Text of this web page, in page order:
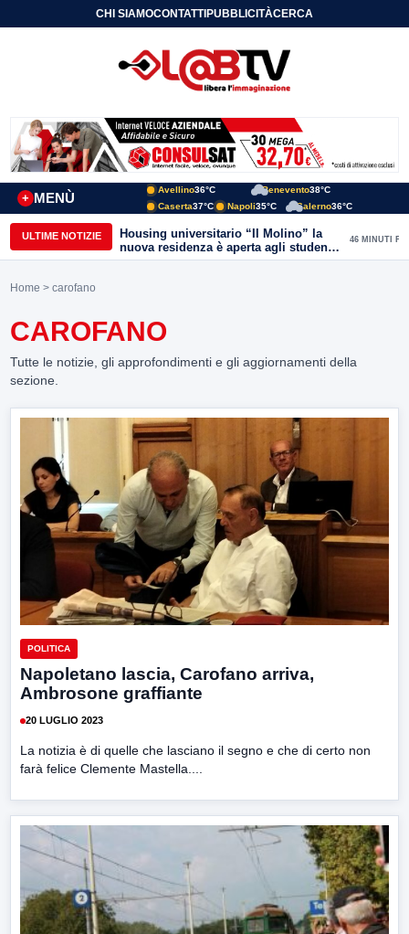
CHI SIAMOCONTATTIPUBBLICITÀCERCA
MENÙ
+
Avellino36°C Benevento38°C
Caserta37°C Napoli35°C Salerno36°C
ULTIME NOTIZIE
Housing universitario “Il Molino” la
nuova residenza è aperta agli studenti
del Conservatorio “Nicola Sala” e
46 MINUTI FA
Home > carofano
CAROFANO
Tutte le notizie, gli approfondimenti e gli aggiornamenti della
sezione.
POLITICA
Napoletano lascia, Carofano arriva,
Ambrosone graffiante
20 LUGLIO 2023
La notizia è di quelle che lasciano il segno e che di certo non
farà felice Clemente Mastella....